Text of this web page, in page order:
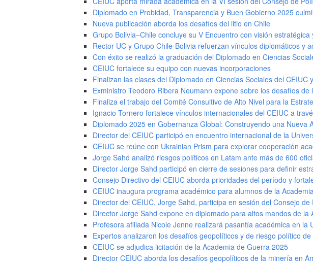
Diplomado en Probidad, Transparencia y Buen Gobierno 2025
Nueva publicación aborda los desafíos del litio en Chile
Grupo Bolivia–Chile concluye su V Encuentro con visión
Rector UC y Grupo Chile-Bolivia refuerzan vínculos diplomáticos y
Con éxito se realizó la graduación del Diplomado en Ciencias
CEIUC fortalece su equipo con nuevas incorporaciones
Finalizan las clases del Diplomado en Ciencias Sociales del CEIUC
Exministro Teodoro Ribera Neumann expone sobre los desafíos
Finaliza el trabajo del Comité Consultivo de Alto Nivel para la
Ignacio Tornero fortalece vínculos internacionales del CEIUC a
Diplomado 2025 en Gobernanza Global: Construyendo una Nueva
Director del CEIUC participó en encuentro internacional de la
CEIUC se reúne con Ukrainian Prism para explorar cooperación
Jorge Sahd analizó riesgos políticos en Latam ante más de 600
Director Jorge Sahd participó en cierre de sesiones para definir
Consejo Directivo del CEIUC aborda prioridades del período y
CEIUC inaugura programa académico para alumnos de la
Director del CEIUC, Jorge Sahd, participa en sesión del Consejo de
Director Jorge Sahd expone en diplomado para altos mandos de la
Profesora afiliada Nicole Jenne realizará pasantía académica en la
Expertos analizaron los desafíos geopolíticos y de riesgo político
CEIUC se adjudica licitación de la Academia de Guerra 2025
Director CEIUC aborda los desafíos geopolíticos de la minería en